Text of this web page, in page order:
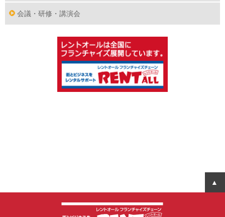
会議・研修・講演会